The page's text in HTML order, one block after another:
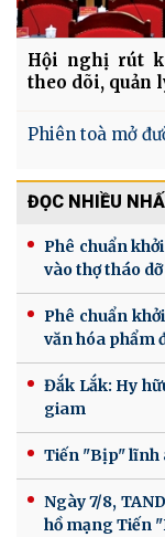
Hội nghị rút
theo dõi, quản
Phiên toà mở
ĐỌC NHIỀU
Phê chuẩn
vào thợ tháo
Phê chuẩn
văn hóa phẩm
Đắk Lắk: Hy
giam
Tiến "Bịp" lĩnh
Ngày 7/8,
hồ mạng Tiến